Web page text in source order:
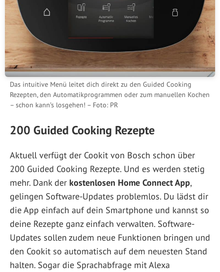
Das intuitive Menü leitet dich direkt zu den Guided Cooking
Rezepten, den Automatikprogrammen oder zum manuellen Kochen
– schon kann’s losgehen! – Foto: PR
200 Guided Cooking Rezepte
Aktuell verfügt der Cookit von Bosch schon über
200 Guided Cooking Rezepte. Und es werden stetig
mehr. Dank der kostenlosen Home Connect App,
gelingen Software-Updates problemlos. Du lädst dir
die App einfach auf dein Smartphone und kannst so
deine Rezepte ganz einfach verwalten. Software-
Updates sollen zudem neue Funktionen bringen und
den Cookit so automatisch auf dem neuesten Stand
halten. Sogar die Sprachabfrage mit Alexa